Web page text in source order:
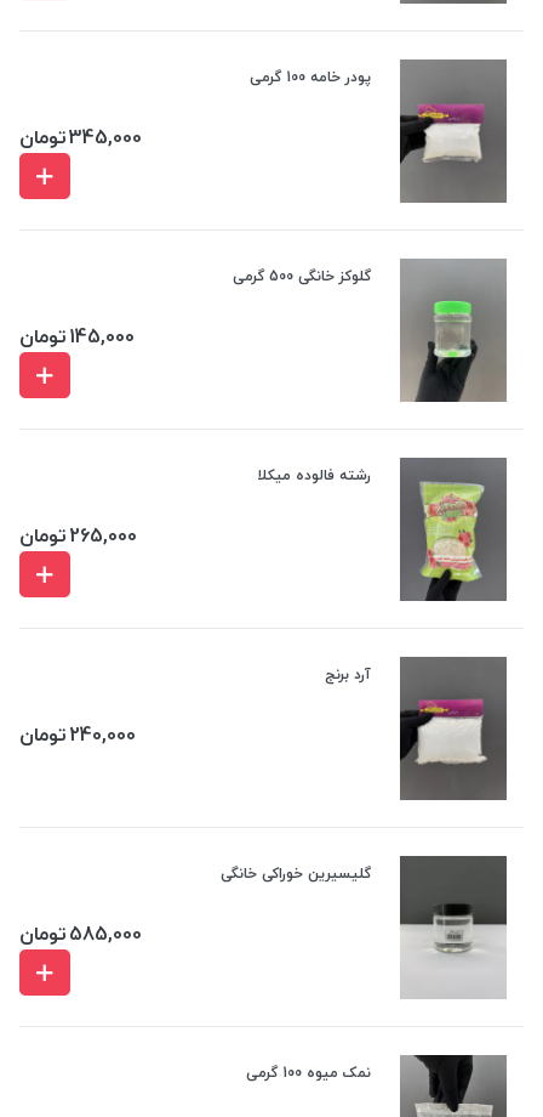
پودر خامه 100 گرمی
345,000تومان
گلوکز خانگی 500 گرمی
145,000تومان
رشته فالوده میکلا
265,000تومان
آرد برنج
240,000تومان
گلیسیرین خوراکی خانگی
585,000تومان
نمک میوه 100 گرمی